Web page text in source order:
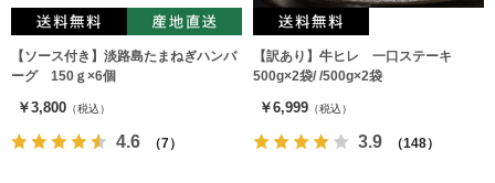
【ソース付き】淡路島たまねぎハンバ
ーグ 150ｇ×6個
￥3,800 （税込）
4.6 （7）
【訳あり】牛ヒレ 一口ステーキ
500g×2袋/ /500g×2袋
￥6,999 （税込）
3.9 （148）